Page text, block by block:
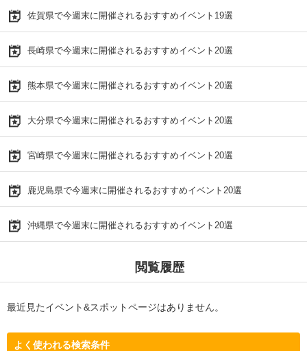
佐賀県で今週末に開催されるおすすめイベント19選
長崎県で今週末に開催されるおすすめイベント20選
熊本県で今週末に開催されるおすすめイベント20選
大分県で今週末に開催されるおすすめイベント20選
宮崎県で今週末に開催されるおすすめイベント20選
鹿児島県で今週末に開催されるおすすめイベント20選
沖縄県で今週末に開催されるおすすめイベント20選
閲覧履歴
最近見たイベント&スポットページはありません。
よく使われる検索条件